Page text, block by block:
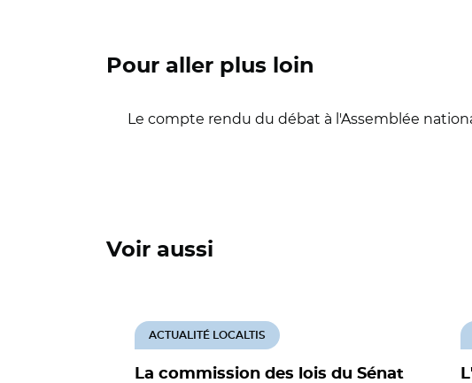
Pour aller plus loin
Le compte rendu du débat à l'Assemblée
Voir aussi
La commission des lois du Sénat
ACTUALITÉ LOCALTIS